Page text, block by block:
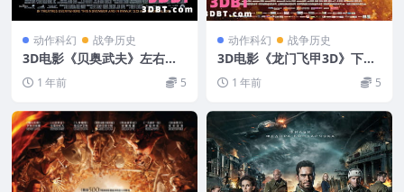
动作科幻 战争历史
3D电影《贝奥武夫》左右格
式 3D版 国语 出屏字幕3D 网
盘下载
1 年前 5
动作科幻 战争历史
3D电影《龙门飞甲3D》下载
左右格式VR3D版 高清 网盘
1 年前 5